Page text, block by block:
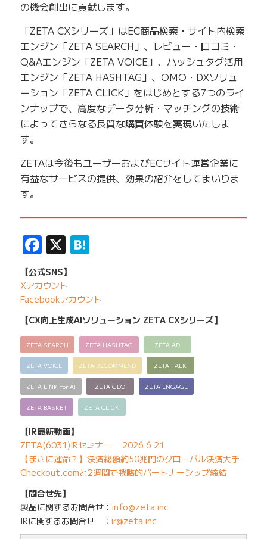
の機会創出に貢献します。
「ZETA CXシリーズ」はEC商品検索・サイト内検索
エンジン「ZETA SEARCH」、レビュー・口コミ・
Q&Aエンジン「ZETA VOICE」、ハッシュタグ活用
エンジン「ZETA HASHTAG」、OMO・DXソリュ
ーション「ZETA CLICK」をはじめとする7つのライ
ンナップで、高度なデータ分析・マッチングの技術
によってさらなる良質な購買体験を実現いたしま
す。
ZETAは今後もユーザーおよびECサイト運営企業に
有益なサービスの提供、効果の紹介をしてまいりま
す。
Facebook
X Hatena
【公式SNS】
Xアカウント
Facebookアカウント
【CX向上生成AIソリューション ZETA CXシリーズ】
ZETA SEARCH ZETA HASHTAG ZETA AD
ZETA VOICE ZETA RECOMMEND ZETA TALK
ZETA LINK for AI ZETA GEO ZETA ENGAGE
ZETA BASKET ZETA CLICK
【IR最新動画】
ZETA(6031)IRセミナー 2026.6.21
【まさに運命？】決済総額約50兆円のグローバル決済大手
Checkout.comと2週間で戦略的パートナーシップ締結
【問合せ先】
製品に関するお問合せ： info@zeta.inc
IRに関するお問合せ ： ir@zeta.inc